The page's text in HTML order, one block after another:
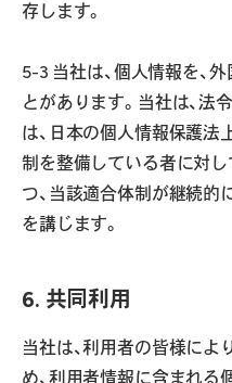
存します。
5-3 当社は、個人情報を、
とがあります。当社は、法
は、日本の個人情報保護
制を整備している者に対し
つ、当該適合体制が継続的
を講じます。
6. 共同利用
当社は、利用者の皆様に
め、利用者情報に含まれる